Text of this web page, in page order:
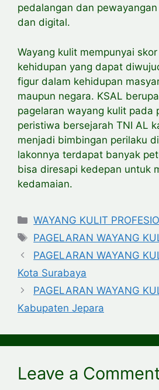
pedalangan dan
dan digital.
Wayang kulit mempunyai
kehidupan yang dapat
figur dalam kehidupan
maupun negara. KSAL
pagelaran wayang kulit pada
peristiwa bersejarah TNI AL
menjadi bimbingan perilaku
lakonnya terdapat banyak
bisa diresapi kedepan untuk
kedamaian.
Categories
WAYANG KULIT
Tags
PAGELARAN WAYANG
PAGELARAN WAYANG
Kota Surabaya
PAGELARAN WAYANG
Kabupaten Jepara
Leave a Comment